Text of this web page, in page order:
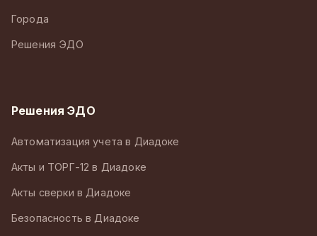
Города
Решения ЭДО
Решения ЭДО
Автоматизация учета в Диадоке
Акты и ТОРГ-12 в Диадоке
Акты сверки в Диадоке
Безопасность в Диадоке